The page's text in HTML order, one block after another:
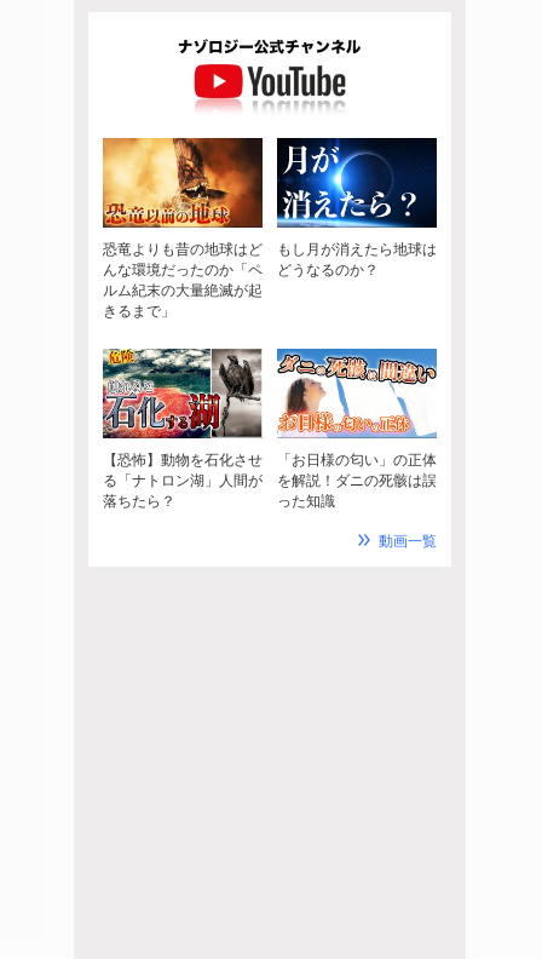
恐竜よりも昔の地球はど
んな環境だったのか「ペ
ルム紀末の大量絶滅が起
きるまで」
もし月が消えたら地球は
どうなるのか？
【恐怖】動物を石化させ
る「ナトロン湖」人間が
落ちたら？
「お日様の匂い」の正体
を解説！ダニの死骸は誤
った知識
動画一覧